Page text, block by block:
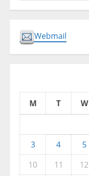
Webmail
M T W
3
4 5
10
11 12